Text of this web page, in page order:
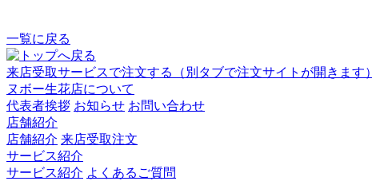
一覧に戻る
来店受取サービスで注文する （別タブで注文サイトが開きます）
ヌボー生花店について
代表者挨拶 お知らせ お問い合わせ
店舗紹介
店舗紹介 来店受取注文
サービス紹介
サービス紹介 よくあるご質問